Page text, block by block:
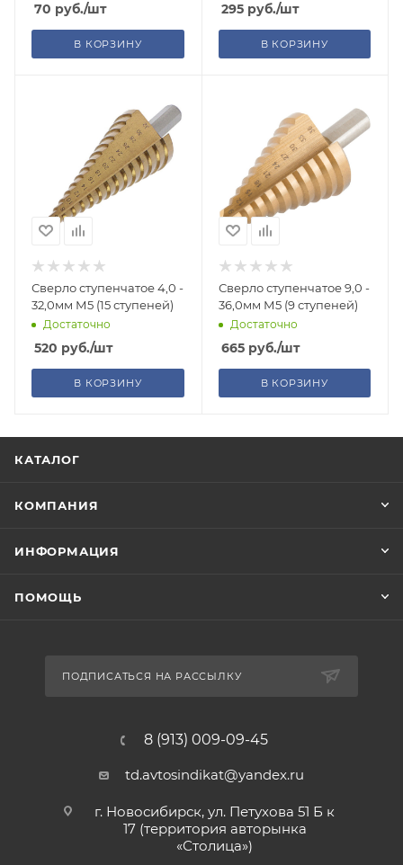
70 руб./шт
В КОРЗИНУ
295руб./шт
В КОРЗИНУ
Сверло ступенчатое 4,0 -
32,0мм М5 (15 ступеней)
Достаточно
520 руб./шт
В КОРЗИНУ
Сверло ступенчатое 9,0 -
36,0мм М5 (9 ступеней)
Достаточно
665руб./шт
В КОРЗИНУ
КАТАЛОГ
КОМПАНИЯ
ИНФОРМАЦИЯ
ПОМОЩЬ
ПОДПИСАТЬСЯ НА РАССЫЛКУ
8 (913) 009-09-45
td.avtosindikat@yandex.ru
г. Новосибирск, ул. Петухова 51 Б к
17 (территория авторынка
«Столица»)